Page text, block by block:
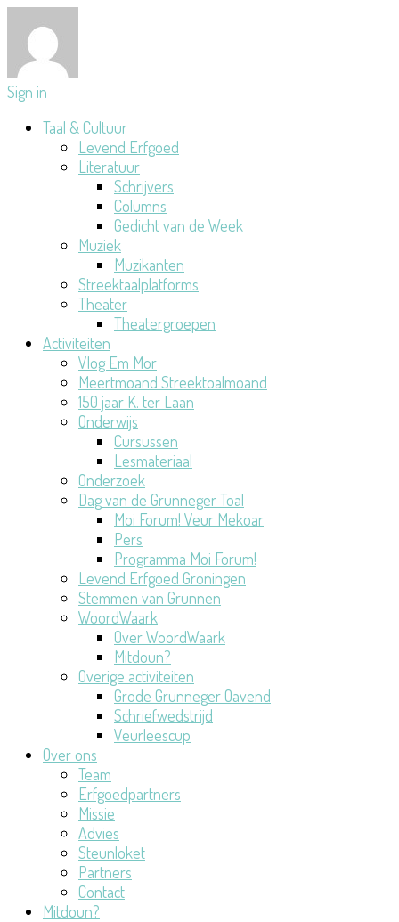
Sign in
Taal & Cultuur
Levend Erfgoed
Literatuur
Schrijvers
Columns
Gedicht van de Week
Muziek
Muzikanten
Streektaalplatforms
Theater
Theatergroepen
Activiteiten
Vlog Em Mor
Meertmoand Streektoalmoand
150 jaar K. ter Laan
Onderwijs
Cursussen
Lesmateriaal
Onderzoek
Dag van de Grunneger Toal
Moi Forum! Veur Mekoar
Pers
Programma Moi Forum!
Levend Erfgoed Groningen
Stemmen van Grunnen
WoordWaark
Over WoordWaark
Mitdoun?
Overige activiteiten
Grode Grunneger Oavend
Schriefwedstrijd
Veurleescup
Over ons
Team
Erfgoedpartners
Missie
Advies
Steunloket
Partners
Contact
Mitdoun?